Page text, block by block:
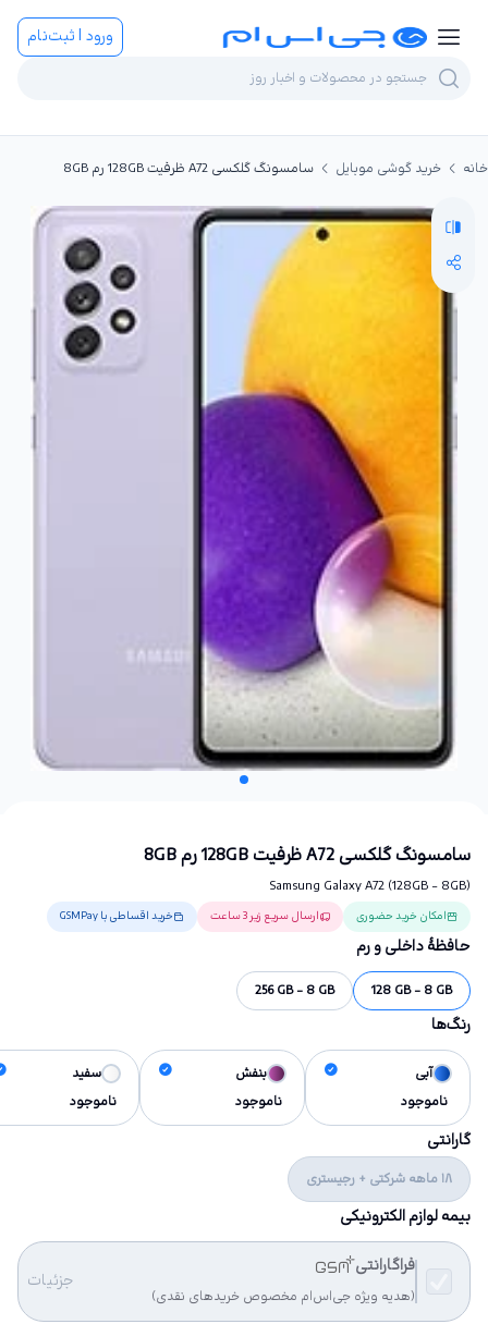
ورود | ثبت‌نام
خانه خرید گوشی موبایل سامسونگ گلکسی A72 ظرفیت 128GB رم 8GB
سامسونگ گلکسی A72 ظرفیت 128GB رم 8GB
Samsung Galaxy A72 (128GB - 8GB)
امکان خرید حضوری ارسال سریع زیر 3 ساعت خرید اقساطی با GSMPay
حافظهٔ داخلی و رم
128 GB - 8 GB
256 GB - 8 GB
رنگ‌ها
آبی
ناموجود
بنفش
ناموجود
سفید
ناموجود
گارانتی
18 ماهه شرکتی + رجیستری
بیمه لوازم الکترونیکی
فراگارانتی
(هدیه ویژه جی‌اس‌ام مخصوص خریدهای نقدی)
جزئیات